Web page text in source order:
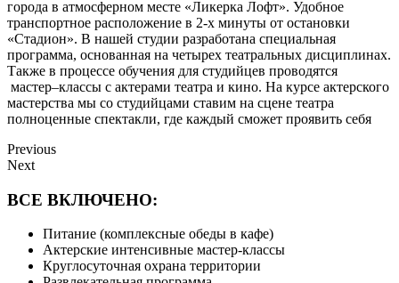
города в атмосферном месте «Ликерка Лофт». Удобное
транспортное расположение в 2-х минуты от остановки
«Стадион». В нашей студии разработана специальная
программа, основанная на четырех театральных дисциплинах.
Также в процессе обучения для студийцев проводятся
мастер–классы с актерами театра и кино. На курсе актерского
мастерства мы со студийцами ставим на сцене театра
полноценные спектакли, где каждый сможет проявить себя
Previous
Next
ВСЕ ВКЛЮЧЕНО:
Питание (комплексные обеды в кафе)
Актерские интенсивные мастер-классы
Круглосуточная охрана территории